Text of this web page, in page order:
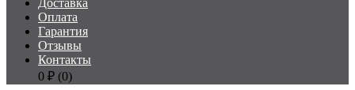
Доставка
Оплата
Гарантия
Отзывы
Контакты
0 ₽ (0)